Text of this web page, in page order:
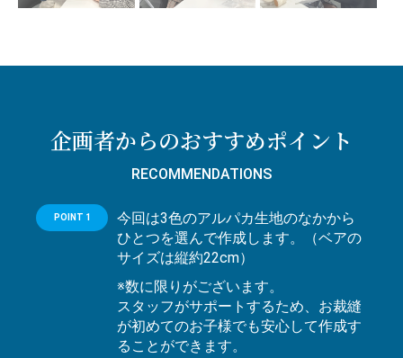
企画者からのおすすめポイント
RECOMMENDATIONS
POINT 1
今回は3色のアルパカ生地のなかから
ひとつを選んで作成します。（ベアの
サイズは縦約22cm）
※数に限りがございます。
スタッフがサポートするため、お裁縫
が初めてのお子様でも安心して作成す
ることができます。